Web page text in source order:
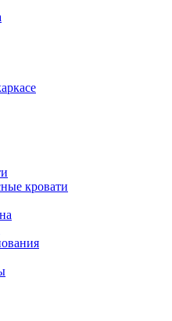
кровати